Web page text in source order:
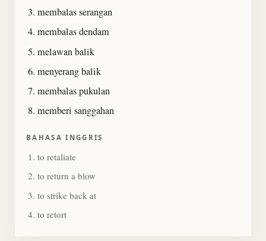
membalas serangan
membalas dendam
melawan balik
menyerang balik
membalas pukulan
memberi sanggahan
BAHASA INGGRIS
to retaliate
to return a blow
to strike back at
to retort